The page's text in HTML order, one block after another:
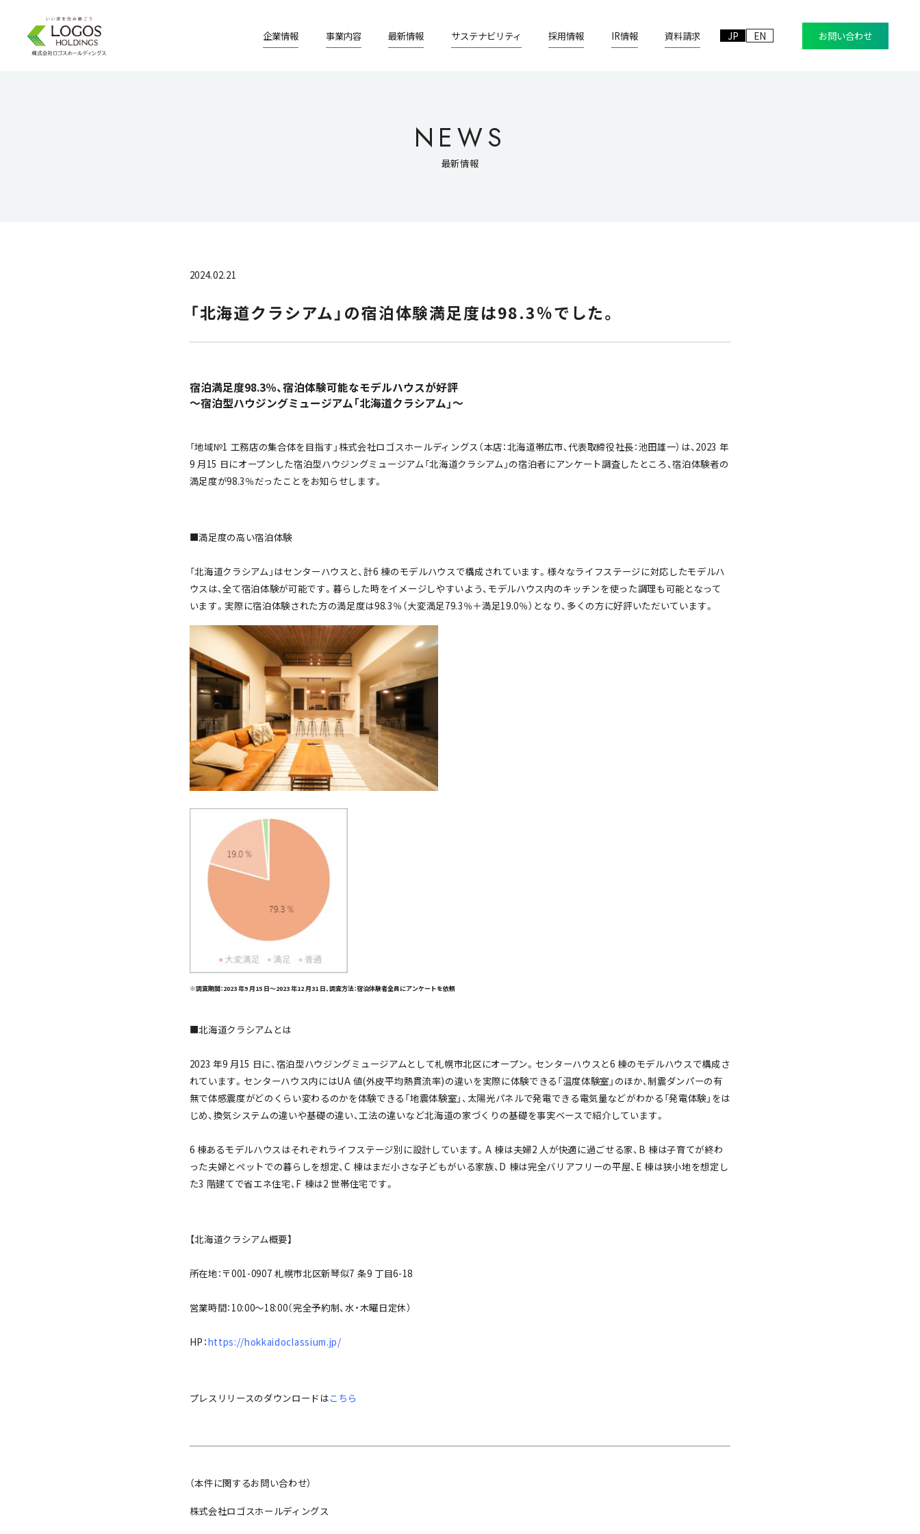
企業情報 事業内容 最新情報 サステナビリティ 採用情報 IR情報 資料請求 JP EN お問い合わせ
NEWS
最新情報
2024.02.21
「北海道クラシアム」の宿泊体験満足度は98.3％でした。
宿泊満足度98.3％、宿泊体験可能なモデルハウスが好評
～宿泊型ハウジングミュージアム「北海道クラシアム」～
「地域№1 工務店の集合体を目指す」株式会社ロゴスホールディングス（本店：北海道帯広市、代表取締役社⾧：池田雄一）は、2023 年
9 月15 日にオープンした宿泊型ハウジングミュージアム「北海道クラシアム」の宿泊者にアンケート調査したところ、宿泊体験者の
満足度が98.3％だったことをお知らせします。
■満足度の高い宿泊体験
「北海道クラシアム」はセンターハウスと、計6 棟のモデルハウスで構成されています。様々なライフステージに対応したモデルハ
ウスは、全て宿泊体験が可能です。暮らした時をイメージしやすいよう、モデルハウス内のキッチンを使った調理も可能となって
います。実際に宿泊体験された方の満足度は98.3％（大変満足79.3％＋満足19.0％）となり、多くの方に好評いただいています。
※調査期間：2023 年9 月15 日～2023 年12 月31 日、調査方法：宿泊体験者全員にアンケートを依頼
■北海道クラシアムとは
2023 年9 月15 日に、宿泊型ハウジングミュージアムとして札幌市北区にオープン。センターハウスと6 棟のモデルハウスで構成さ
れています。センターハウス内にはUA 値(外皮平均熱貫流率)の違いを実際に体験できる「温度体験室」のほか、制震ダンパーの有
無で体感震度がどのくらい変わるのかを体験できる「地震体験室」、太陽光パネルで発電できる電気量などがわかる「発電体験」をは
じめ、換気システムの違いや基礎の違い、工法の違いなど北海道の家づくりの基礎を事実ベースで紹介しています。
6 棟あるモデルハウスはそれぞれライフステージ別に設計しています。A 棟は夫婦2 人が快適に過ごせる家、B 棟は子育てが終わ
った夫婦とペットでの暮らしを想定、C 棟はまだ小さな子どもがいる家族、D 棟は完全バリアフリーの平屋、E 棟は狭小地を想定し
た3 階建てで省エネ住宅、F 棟は2 世帯住宅です。
【北海道クラシアム概要】
所在地：〒001-0907 札幌市北区新琴似7 条9 丁目6-18
営業時間：10:00～18:00（完全予約制、水・木曜日定休）
HP：https://hokkaidoclassium.jp/
プレスリリースのダウンロードはこちら
（本件に関するお問い合わせ）
株式会社ロゴスホールディングス